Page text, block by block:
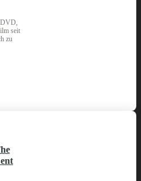
DVD,
seit
zu